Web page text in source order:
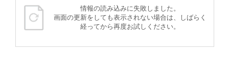
情報の読み込みに失敗しました。
画面の更新をしても表示されない場合は、しばらく
経ってから再度お試しください。